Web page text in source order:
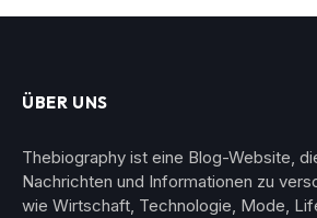
ÜBER UNS
Thebiography ist eine Blog-Website,
Nachrichten und Informationen zu
wie Wirtschaft, Technologie, Mode,